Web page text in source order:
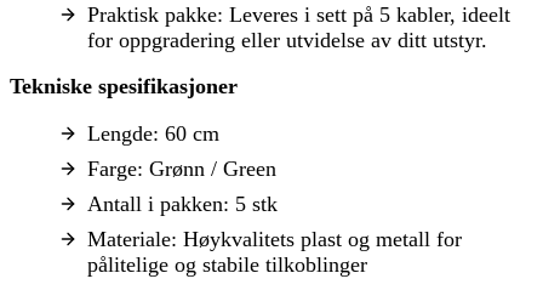
Praktisk pakke: Leveres i sett på 5 kabler, ideelt
for oppgradering eller utvidelse av ditt utstyr.
Tekniske spesifikasjoner
Lengde: 60 cm
Farge: Grønn / Green
Antall i pakken: 5 stk
Materiale: Høykvalitets plast og metall for
pålitelige og stabile tilkoblinger